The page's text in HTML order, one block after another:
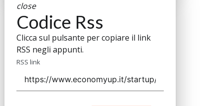
close
Codice Rss
Clicca sul pulsante per copiare il link
RSS negli appunti.
RSS link